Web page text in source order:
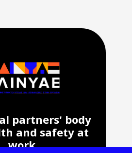
partners' body
and safety at
work.